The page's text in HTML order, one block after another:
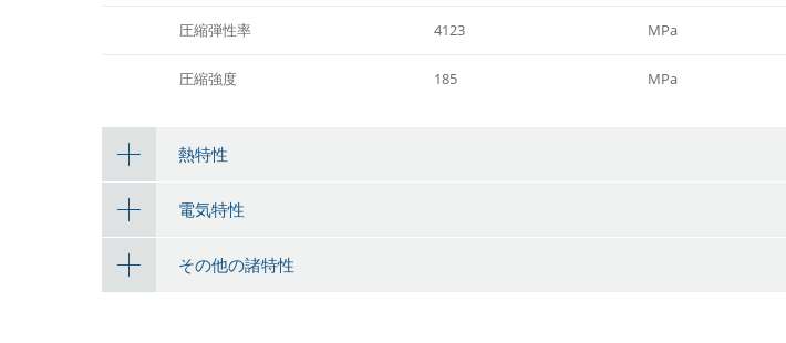
圧縮弾性率 4123 MPa
圧縮強度 185 MPa
熱特性
電気特性
その他の諸特性